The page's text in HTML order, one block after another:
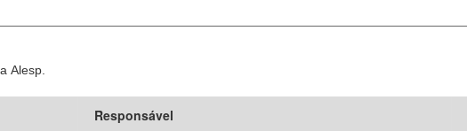
Alesp.
Responsável